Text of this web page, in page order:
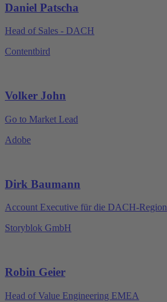
Daniel Patscha
Head of Sales - DACH
Contentbird
Volker John
Go to Market Lead
Adobe
Dirk Baumann
Account Executive für die DACH-Region
Storyblok GmbH
Robin Geier
Head of Value Engineering EMEA